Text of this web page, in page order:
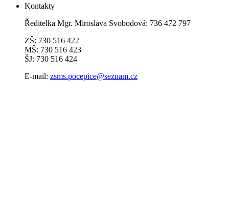
Kontakty
Ředitelka Mgr. Miroslava Svobodová: 736 472 797
ZŠ: 730 516 422
MŠ: 730 516 423
ŠJ: 730 516 424
E-mail: zsms.pocepice@seznam.cz